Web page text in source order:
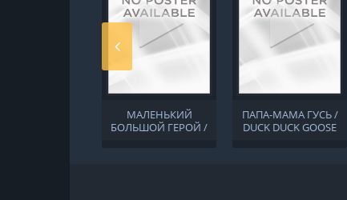
МАЛЕНЬКИЙ
БОЛЬШОЙ ГЕРОЙ /
ПАПА-МАМА ГУСЬ /
DUCK DUCK GOOSE